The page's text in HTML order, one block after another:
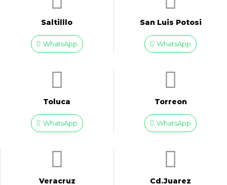
Saltilllo
WhatsApp
San Luis Potosi
WhatsApp
Toluca
WhatsApp
Torreon
WhatsApp
Veracruz Cd.Juarez